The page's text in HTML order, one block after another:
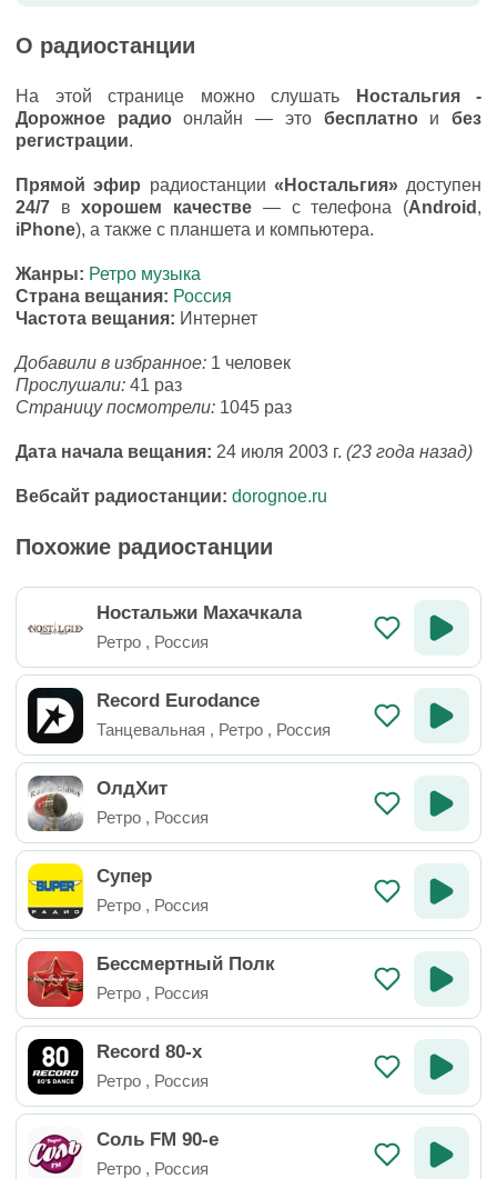
О радиостанции
На этой странице можно слушать
Ностальгия -
Дорожное радиоонлайн — это бесплатноибез
регистрации.
Прямой эфир радиостанции «Ностальгия»доступен
24/7 вхорошем качестве — с телефона (Android ,
iPhone), а также с планшета и компьютера.
Жанры: Ретро музыка
Страна вещания: Россия
Частота вещания: Интернет
Добавили в избранное: 1 человек
Прослушали: 41 раз
Страницу посмотрели: 1045 раз
Дата начала вещания: 24 июля 2003 г. (23 года назад)
Вебсайт радиостанции: dorognoe.ru
Похожие радиостанции
Ностальжи Махачкала
Ретро , Россия
Record Eurodance
Танцевальная , Ретро , Россия
ОлдХит
Ретро , Россия
Супер
Ретро , Россия
Бессмертный Полк
Ретро , Россия
Record 80-х
Ретро , Россия
Соль FM 90-е
Ретро , Россия